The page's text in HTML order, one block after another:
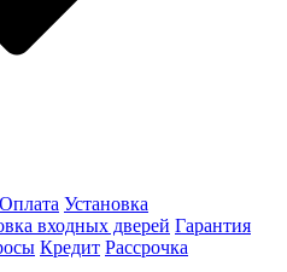
Оплата Установка
входных дверей Гарантия
Кредит Рассрочка